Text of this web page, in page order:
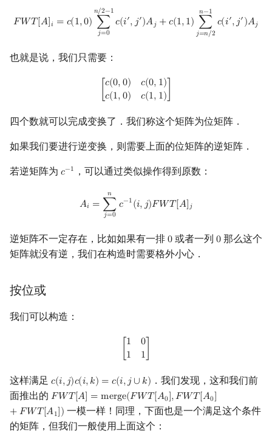
𝐹 𝑊𝑇 [𝐴]𝑖 = 𝑐(1,0)
𝑛/2−1
∑
𝑗=0
𝑐(𝑖′,𝑗′)𝐴𝑗 +𝑐(1,1)
𝑛−1
∑
𝑗=𝑛/2
𝑐(𝑖′,𝑗′)𝐴𝑗
0n/2− /2n−
也就是说，我们只需要：
𝑐(0,0) 𝑐(0, 1)
𝑐(1,0) 𝑐(1, 1)
,0)c (0,1 c(1,0 )c(
四个数就可以完成变换了．我们称这个矩阵为位矩阵．
如果我们要进行逆变换，则需要上面的位矩阵的逆矩阵．
若逆矩阵为 𝑐−1
c−1 ，可以通过类似操作得到原数：
𝐴𝑖 =
𝑛
∑
𝑗=0
𝑐−1(𝑖,𝑗)𝐹 𝑊𝑇 [𝐴]𝑗
∑j=0 − 1 ) A]
逆矩阵不一定存在，比如如果有一排 0
0 或者一列 0
0 那么这个
矩阵就没有逆，我们在构造时需要格外小心．
按位或
我们可以构造：
1
0
1
1
1 1]
这样满足 𝑐(𝑖,𝑗)𝑐(𝑖,𝑘) = 𝑐(𝑖,𝑗 ∪ 𝑘)
c(i,j)c(i,k )=c (i, ∪k)
．我们发现，这和我们前
面推出的 𝐹 𝑊𝑇 [𝐴] = merge(𝐹 𝑊𝑇 [𝐴0],𝐹 𝑊𝑇 [𝐴0]
+𝐹 𝑊𝑇 [𝐴1])
FWT[A]=merge(FWT[A0],FWT[A0]+FWT[A
一模一样！同理，下面也是一个满足这个条件
的矩阵，但我们一般使用上面这个：